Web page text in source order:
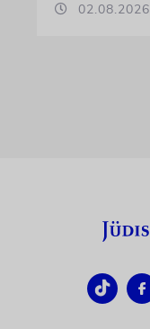
02.08.2026